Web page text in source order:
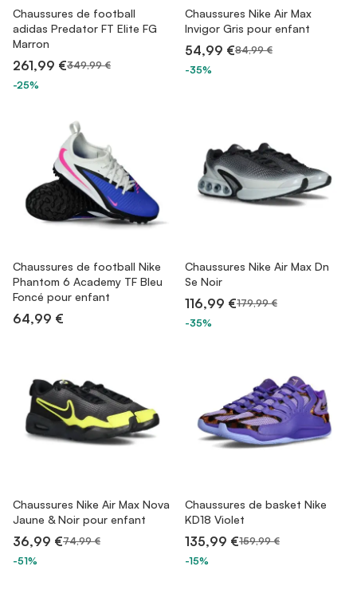
Chaussures de football
adidas Predator FT Elite FG
Marron
261,99 €349,99 €
-25%
Chaussures Nike Air Max
Invigor Gris pour enfant
54,99 €84,99 €
-35%
Chaussures de football Nike
Phantom 6 Academy TF Bleu
Foncé pour enfant
64,99 €
Chaussures Nike Air Max Dn
Se Noir
116,99 €179,99 €
-35%
Chaussures Nike Air Max Nova
Jaune & Noir pour enfant
36,99 €74,99 €
-51%
Chaussures de basket Nike
KD18 Violet
135,99 €159,99 €
-15%